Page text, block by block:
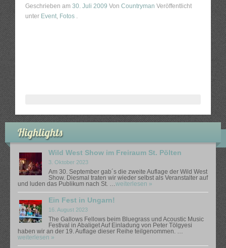
Bilder
Shop
Album „From Galway Bay to the Cumberland Gap“
Band T-Shirts
The Gallows Fellows Wild West Show
Geschrieben am 30. Juli 2009 Von Countryman Veröffentlicht
unter Event Fotos
Highlights
Wild West Show im Freiraum St. Pölten
3. Oktober 2023
Am 30. September gab´s die zweite Auflage der Wild West
Show. Diesmal traten wir wieder selbst als Veranstalter auf
und luden das Publikum nach St. … weiterlesen »
Ein Fest in Ungarn!
16. August 2023
The Gallows Fellows beim Bluegrass und Acoustic Music
Festival in Abaliget Auf Einladung von Peter Tölgyesi
haben wir an der 19. Auflage dieser Reihe teilgenommen. …
weiterlesen »